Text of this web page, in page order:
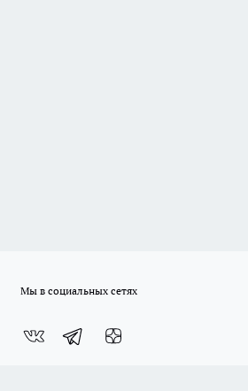
Мы в социальных сетях